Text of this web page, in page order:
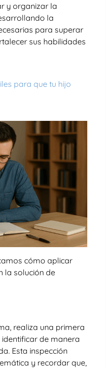
y organizar la
la
para superar
sus habilidades
para que tu hijo
cómo aplicar
la solución de
realiza una primera
de manera
Esta inspección
y recordar que,